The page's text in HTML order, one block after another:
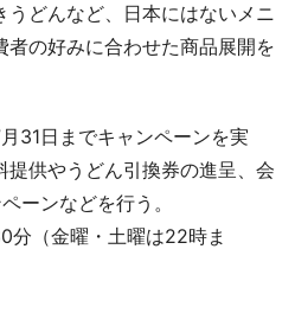
どんなど、日本にはないメニ
者の好みに合わせた商品展開を
31日までキャンペーンを実
供やうどん引換券の進呈、会
ーンなどを行う。
分（金曜・土曜は22時ま